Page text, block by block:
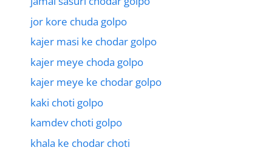
jor kore chuda golpo
kajer masi ke chodar golpo
kajer meye choda golpo
kajer meye ke chodar golpo
kaki choti golpo
kamdev choti golpo
khala ke chodar choti